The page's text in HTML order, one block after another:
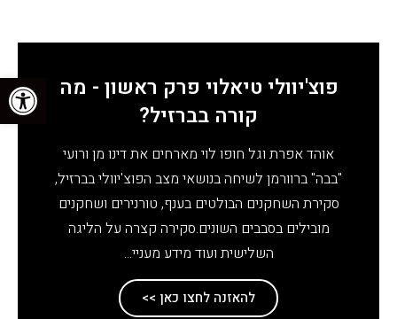
פוצ'יוולי טיאלוי פרק ראשון - מה
קורה בברזיל?
אוהד אפרת וגל חופו לוי מארחים את דינו מן ורועי
"בבה" ברוורמן לשיחה בנושאי מצב הפוצ'יוולי בברזיל,
סקירת השחקנים הבולטים בענף, טורנירים ושחקנים
מובילים בסבבים השונים.סקירה קצרה על הליגה
השלישית ועוד מידע מעניי...
להאזנה לחצו כאן >>
פתח סרגל נגישות